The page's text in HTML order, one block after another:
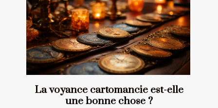
La voyance cartomancie est-elle
une bonne chose ?